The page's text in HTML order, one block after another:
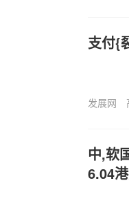
支付{
发展网
中,软
6.04